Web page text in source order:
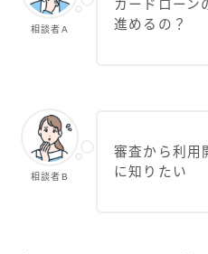
相談者A
カードローン
進めるの？
相談者B
審査から利用
に知りたい